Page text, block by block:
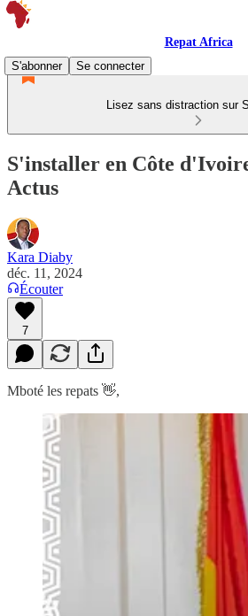
Repat Africa
S'abonner
Se connecter
Lisez sans distraction sur
S'installer en Côte
Actus
Kara Diaby
déc. 11, 2024
Écouter
7
Mboté les repats 👋,